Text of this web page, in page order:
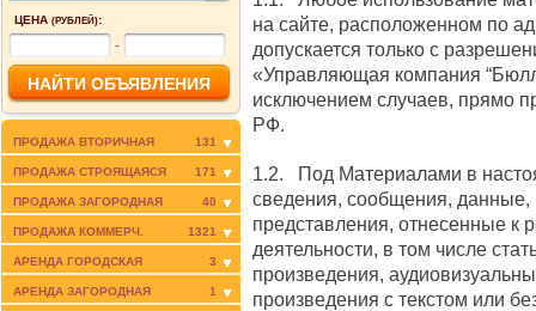
ЦЕНА (РУБЛЕЙ):
-
ПРОДАЖА ВТОРИЧНАЯ 131
ПРОДАЖА СТРОЯЩАЯСЯ 171
ПРОДАЖА ЗАГОРОДНАЯ 40
ПРОДАЖА КОММЕРЧ. 1321
АРЕНДА ГОРОДСКАЯ 3
АРЕНДА ЗАГОРОДНАЯ 1
на сайте, расположенном по
допускается только c
«Управляющая компания
исключением случаев, прямо
РФ.
1.2. Под Материалами в
сведения, сообщения,
представления, отнесенные к
деятельности, в том числе
произведения,
произведения с текстом или